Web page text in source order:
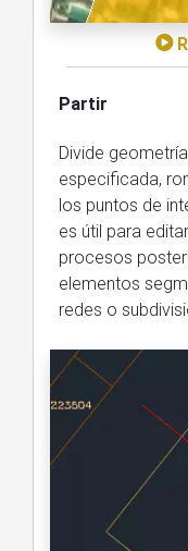
Partir
Divide
especificada,
los puntos de
es útil para
procesos
elementos
redes o